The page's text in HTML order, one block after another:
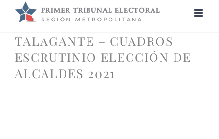
TALAGANTE – CUADROS
ESCRUTINIO ELECCIÓN DE
ALCALDES 2021